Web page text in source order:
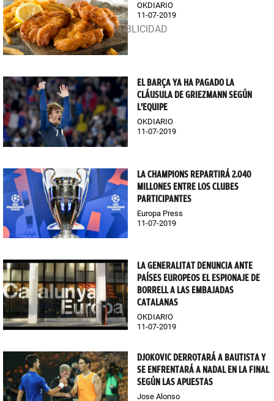
OKDIARIO
11-07-2019
EL BARÇA YA HA PAGADO LA
CLÁUSULA DE GRIEZMANN SEGÚN
L'EQUIPE
OKDIARIO
11-07-2019
LA CHAMPIONS REPARTIRÁ 2.040
MILLONES ENTRE LOS CLUBES
PARTICIPANTES
Europa Press
11-07-2019
LA GENERALITAT DENUNCIA ANTE
PAÍSES EUROPEOS EL ESPIONAJE DE
BORRELL A LAS EMBAJADAS
CATALANAS
OKDIARIO
11-07-2019
DJOKOVIC DERROTARÁ A BAUTISTA Y
SE ENFRENTARÁ A NADAL EN LA FINAL
SEGÚN LAS APUESTAS
Jose Alonso